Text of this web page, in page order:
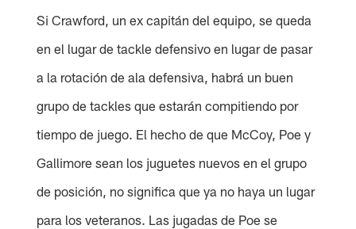
Si Crawford, un ex capitán del equipo, se queda
en el lugar de tackle defensivo en lugar de pasar
a la rotación de ala defensiva, habrá un buen
grupo de tackles que estarán compitiendo por
tiempo de juego. El hecho de que McCoy, Poe y
Gallimore sean los juguetes nuevos en el grupo
de posición, no significa que ya no haya un lugar
para los veteranos. Las jugadas de Poe se